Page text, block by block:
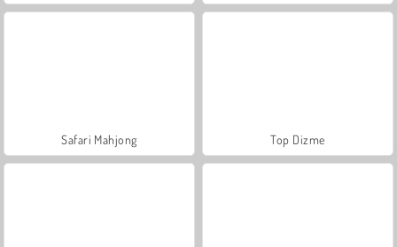
Safari Mahjong Top Dizme